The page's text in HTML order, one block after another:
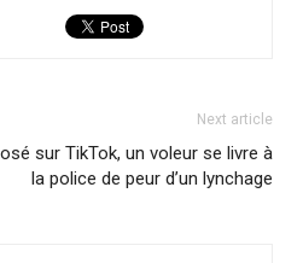
Next article
sur TikTok, un voleur se livre à
la police de peur d’un lynchage